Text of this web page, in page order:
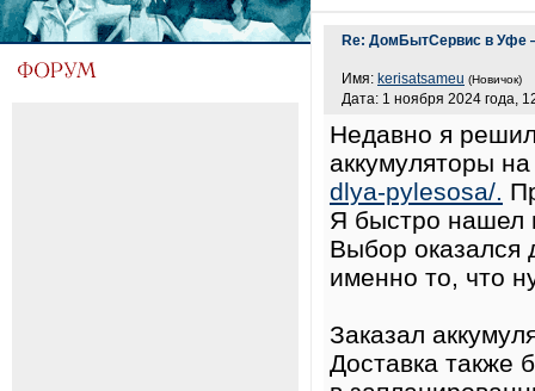
Re: ДомБытСервис в Уфе
Имя: kerisatsameu (Новичок)
Дата: 1 ноября 2024 года,
Недавно я
аккумуляторы
dlya-pylesosa/.
Я быстро нашел
Выбор оказался
именно то, что
Заказал
Доставка также